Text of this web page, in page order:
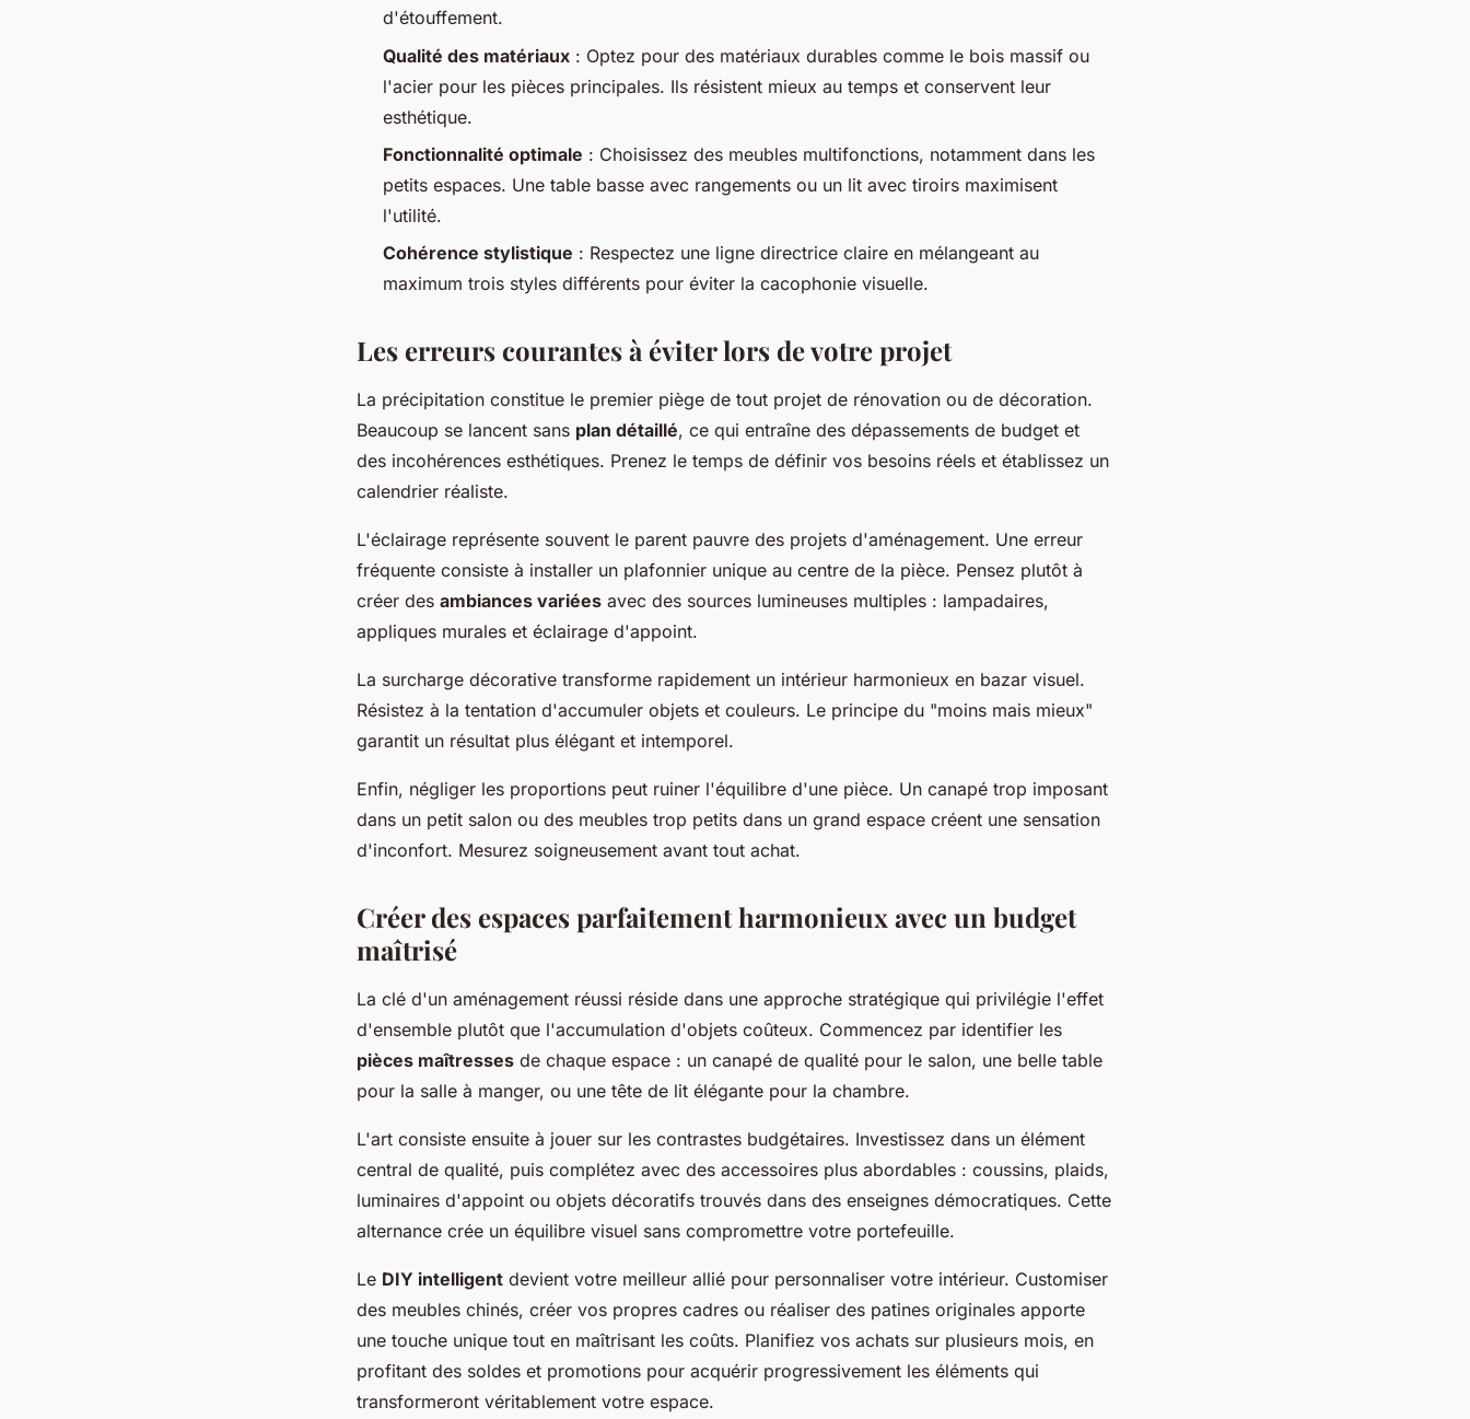
d'étouffement.
Qualité des matériaux : Optez pour des matériaux durables comme le bois massif ou
l'acier pour les pièces principales. Ils résistent mieux au temps et conservent leur
esthétique.
Fonctionnalité optimale : Choisissez des meubles multifonctions, notamment dans les
petits espaces. Une table basse avec rangements ou un lit avec tiroirs maximisent
l'utilité.
Cohérence stylistique : Respectez une ligne directrice claire en mélangeant au
maximum trois styles différents pour éviter la cacophonie visuelle.
Les erreurs courantes à éviter lors de votre projet
La précipitation constitue le premier piège de tout projet de rénovation ou de décoration.
Beaucoup se lancent sans plan détaillé, ce qui entraîne des dépassements de budget et
des incohérences esthétiques. Prenez le temps de définir vos besoins réels et établissez un
calendrier réaliste.
L'éclairage représente souvent le parent pauvre des projets d'aménagement. Une erreur
fréquente consiste à installer un plafonnier unique au centre de la pièce. Pensez plutôt à
créer des ambiances variées avec des sources lumineuses multiples : lampadaires,
appliques murales et éclairage d'appoint.
La surcharge décorative transforme rapidement un intérieur harmonieux en bazar visuel.
Résistez à la tentation d'accumuler objets et couleurs. Le principe du "moins mais mieux"
garantit un résultat plus élégant et intemporel.
Enfin, négliger les proportions peut ruiner l'équilibre d'une pièce. Un canapé trop imposant
dans un petit salon ou des meubles trop petits dans un grand espace créent une sensation
d'inconfort. Mesurez soigneusement avant tout achat.
Créer des espaces parfaitement harmonieux avec un budget
maîtrisé
La clé d'un aménagement réussi réside dans une approche stratégique qui privilégie l'effet
d'ensemble plutôt que l'accumulation d'objets coûteux. Commencez par identifier les
pièces maîtresses de chaque espace : un canapé de qualité pour le salon, une belle table
pour la salle à manger, ou une tête de lit élégante pour la chambre.
L'art consiste ensuite à jouer sur les contrastes budgétaires. Investissez dans un élément
central de qualité, puis complétez avec des accessoires plus abordables : coussins, plaids,
luminaires d'appoint ou objets décoratifs trouvés dans des enseignes démocratiques. Cette
alternance crée un équilibre visuel sans compromettre votre portefeuille.
Le DIY intelligent devient votre meilleur allié pour personnaliser votre intérieur. Customiser
des meubles chinés, créer vos propres cadres ou réaliser des patines originales apporte
une touche unique tout en maîtrisant les coûts. Planifiez vos achats sur plusieurs mois, en
profitant des soldes et promotions pour acquérir progressivement les éléments qui
transformeront véritablement votre espace.